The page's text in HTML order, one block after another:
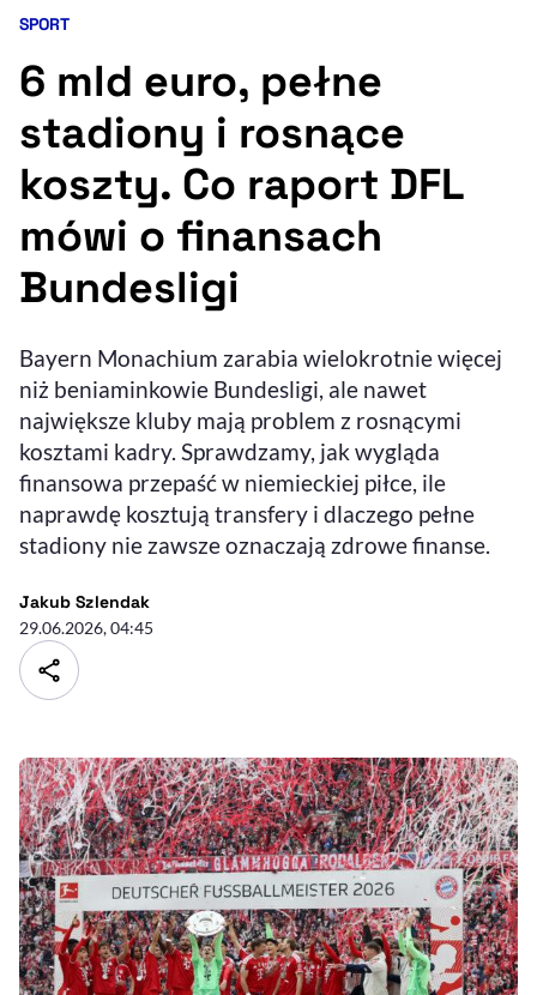
Ułatwienia dostępności wspierają:
Sprawdź, jak i dlaczego zwiększamy dostępność , otwiera się w nowym
Deklaracja dostępności , otwiera się w nowym oknie
Zgłoś problem
, otwiera się w
Kategoria artykułu:
SPORT
6 mld euro, pełne
stadiony i rosnące
koszty. Co raport DFL
mówi o finansach
Bundesligi
Bayern Monachium zarabia wielokrotnie więcej
niż beniaminkowie Bundesligi, ale nawet
największe kluby mają problem z rosnącymi
kosztami kadry. Sprawdzamy, jak wygląda
finansowa przepaść w niemieckiej piłce, ile
naprawdę kosztują transfery i dlaczego pełne
stadiony nie zawsze oznaczają zdrowe finanse.
Jakub Szlendak- autor artykułu - profil
29.06.2026, 04:45